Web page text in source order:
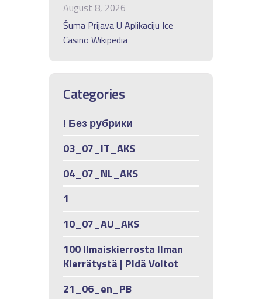
August 8, 2026
Šuma Prijava U Aplikaciju Ice
Casino Wikipedia
Categories
! Без рубрики
03_07_IT_AKS
04_07_NL_AKS
1
10_07_AU_AKS
100 Ilmaiskierrosta Ilman
Kierrätystä | Pidä Voitot
21_06_en_PB